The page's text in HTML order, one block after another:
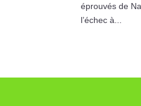
éprouvés de
l’échec à...